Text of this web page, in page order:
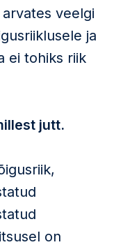
veelgi
ja
ei tohiks riik
jutt.
on